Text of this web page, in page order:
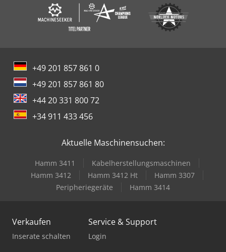
+49 201 857 861 0
+49 201 857 861 80
+44 20 331 800 72
+34 911 433 456
Aktuelle Maschinensuchen:
Hamm 3411
Kabelherstellungsmaschinen
Hamm 3412
Hamm 3412 Ht
Hamm 3307
Peripheriegeräte
Hamm 3414
Verkaufen
Inserate schalten
Service & Support
Login